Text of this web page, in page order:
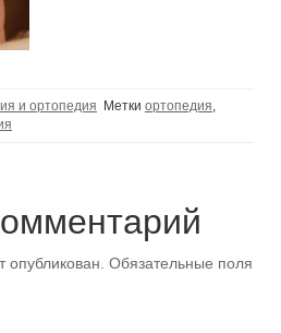
и ортопедия Метки ортопедия
Обязательные поля